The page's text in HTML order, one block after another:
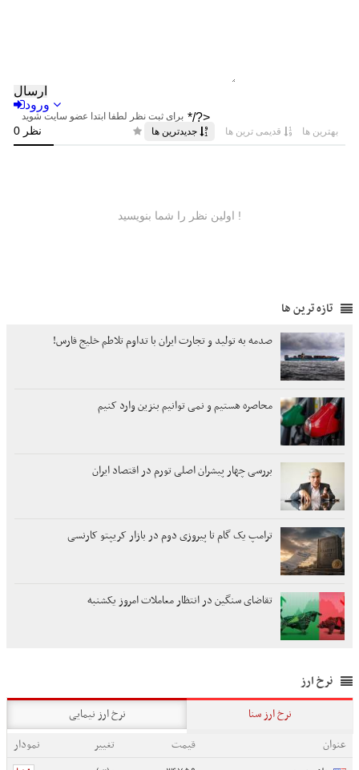
تازه ترین ها
صدمه به تولید و تجارت ایران با تداوم تلاطم خلیج فارس!
محاصره هستیم و نمی توانیم بنزین وارد کنیم
بررسی چهار پیشران اصلی تورم در اقتصاد ایران
ترامپ یک گام تا پیروزی دوم در بازار کریپتو کارنسی
تقاضای سنگین در انتظار معاملات امروز یکشنبه
نرخ ارز
نرخ ارز سنا
نرخ ارز نیمایی
عنوان
قیمت تغییر
نمودار